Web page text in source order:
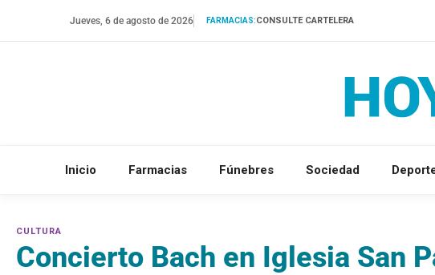
Jueves, 6 de agosto de 2026 FARMACIAS:CONSULTE CARTELERA
Inicio Farmacias Fúnebres Sociedad
Concierto Bach en Iglesia San